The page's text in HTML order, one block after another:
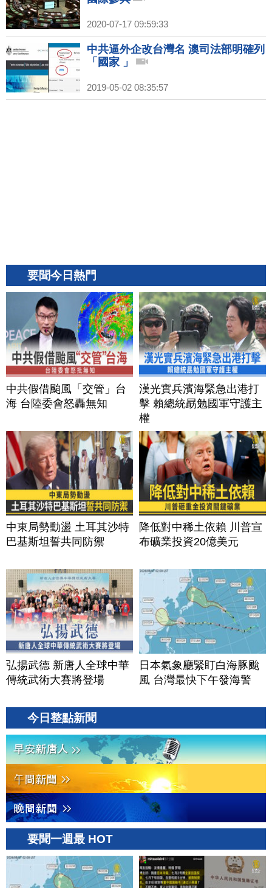
2020-07-17 09:59:33
中共逼外企改台灣名 澳司法部明確列
「國家 」
2019-05-02 08:35:57
要聞今日熱門
中共假借颱風「交管」台
海 台陸委會怒轟無知
漢光實兵濱海緊急出港打
擊 賴總統勗勉國軍守護主
權
中東局勢動盪 土耳其沙特
巴基斯坦誓共同防禦
降低對中稀土依賴 川普宣
布礦業投資20億美元
弘揚武德 新唐人全球中華
傳統武術大賽將登場
日本氣象廳緊盯白海豚颱
風 台灣最快下午發海警
今日整點新聞
要聞一週最 HOT